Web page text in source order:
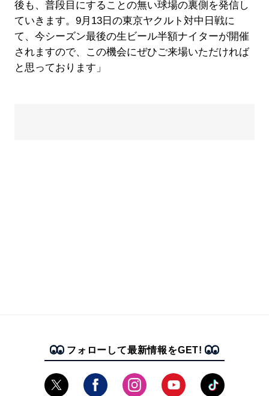
後も、普段目にすることの無い球場の裏側を発信し
ていきます。9月13日の東京ヤクルト対中日戦に
て、今シーズン最後の生ビール半額ナイターが開催
されますので、この機会にぜひご来場いただければ
と思っております」
フォローして最新情報をGET!